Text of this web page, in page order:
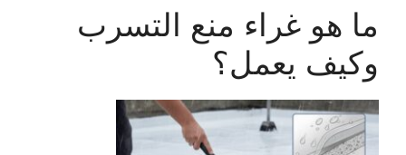
ما هو غراء منع التسرب
وكيف يعمل؟